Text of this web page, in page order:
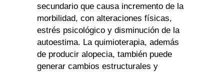
secundario que causa incremento de la
morbilidad, con alteraciones físicas,
estrés psicológico y disminución de la
autoestima. La quimioterapia, además
de producir alopecia, también puede
generar cambios estructurales y